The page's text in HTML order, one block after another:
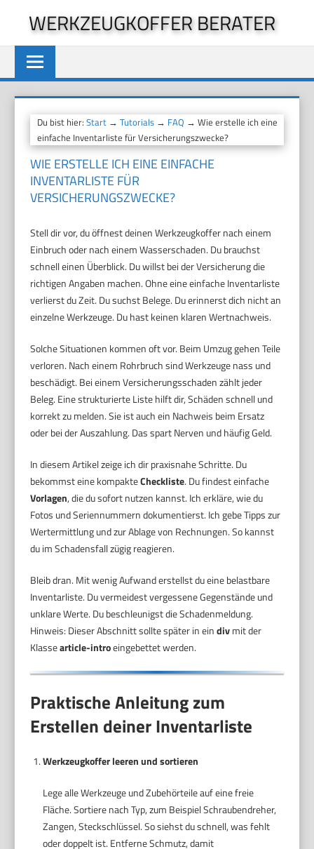
springen
WERKZEUGKOFFER BERATER
Du bist hier:Start →Tutorials → FAQ → Wie erstelle ich eine
einfache Inventarliste für Versicherungszwecke?
WIE ERSTELLE ICH EINE EINFACHE
INVENTARLISTE FÜR
VERSICHERUNGSZWECKE?
Stell dir vor, du öffnest deinen Werkzeugkoffer nach einem
Einbruch oder nach einem Wasserschaden. Du brauchst
schnell einen Überblick. Du willst bei der Versicherung die
richtigen Angaben machen. Ohne eine einfache Inventarliste
verlierst du Zeit. Du suchst Belege. Du erinnerst dich nicht an
einzelne Werkzeuge. Du hast keinen klaren Wertnachweis.
Solche Situationen kommen oft vor. Beim Umzug gehen Teile
verloren. Nach einem Rohrbruch sind Werkzeuge nass und
beschädigt. Bei einem Versicherungsschaden zählt jeder
Beleg. Eine strukturierte Liste hilft dir, Schäden schnell und
korrekt zu melden. Sie ist auch ein Nachweis beim Ersatz
oder bei der Auszahlung. Das spart Nerven und häufig Geld.
In diesem Artikel zeige ich dir praxisnahe Schritte. Du
bekommst eine kompakteCheckliste. Du findest einfache
Vorlagen, die du sofort nutzen kannst. Ich erkläre, wie du
Fotos und Seriennummern dokumentierst. Ich gebe Tipps zur
Wertermittlung und zur Ablage von Rechnungen. So kannst
du im Schadensfall zügig reagieren.
Bleib dran. Mit wenig Aufwand erstellst du eine belastbare
Inventarliste. Du vermeidest vergessene Gegenstände und
unklare Werte. Du beschleunigst die Schadenmeldung.
Hinweis: Dieser Abschnitt sollte später in eindivmit der
Klassearticle-introeingebettet werden.
Praktische Anleitung zum
Erstellen deiner Inventarliste
Werkzeugkoffer leeren und sortieren
Lege alle Werkzeuge und Zubehörteile auf eine freie
Fläche. Sortiere nach Typ, zum Beispiel Schraubendreher,
Zangen, Steckschlüssel. So siehst du schnell, was fehlt
oder doppelt ist. Entferne Schmutz, damit